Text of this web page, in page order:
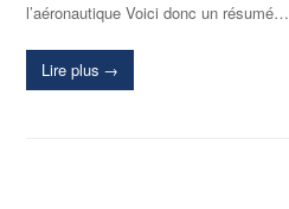
l’aéronautique Voici donc un résumé…
Lire plus →